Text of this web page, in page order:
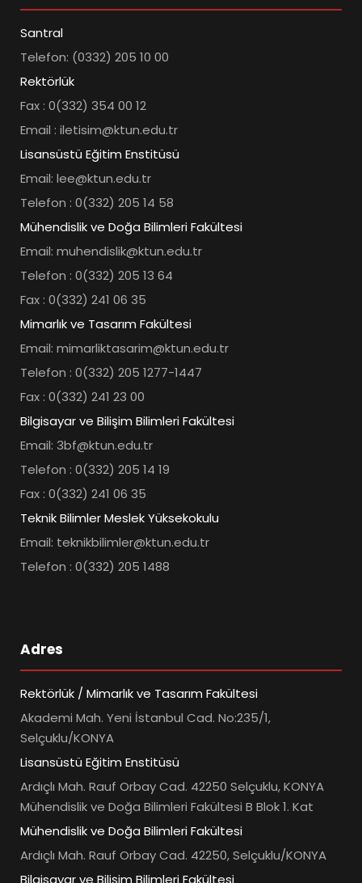
Santral
Telefon: (0332) 205 10 00
Rektörlük
Fax : 0(332) 354 00 12
Email : iletisim@ktun.edu.tr
Lisansüstü Eğitim Enstitüsü
Email: lee@ktun.edu.tr
Telefon : 0(332) 205 14 58
Mühendislik ve Doğa Bilimleri Fakültesi
Email: muhendislik@ktun.edu.tr
Telefon : 0(332) 205 13 64
Fax : 0(332) 241 06 35
Mimarlık ve Tasarım Fakültesi
Email: mimarliktasarim@ktun.edu.tr
Telefon : 0(332) 205 1277-1447
Fax : 0(332) 241 23 00
Bilgisayar ve Bilişim Bilimleri Fakültesi
Email: 3bf@ktun.edu.tr
Telefon : 0(332) 205 14 19
Fax : 0(332) 241 06 35
Teknik Bilimler Meslek Yüksekokulu
Email: teknikbilimler@ktun.edu.tr
Telefon : 0(332) 205 1488
Adres
Rektörlük / Mimarlık ve Tasarım Fakültesi
Akademi Mah. Yeni İstanbul Cad. No:235/1,
Selçuklu/KONYA
Lisansüstü Eğitim Enstitüsü
Ardıçlı Mah. Rauf Orbay Cad. 42250 Selçuklu, KONYA
Mühendislik ve Doğa Bilimleri Fakültesi B Blok 1. Kat
Mühendislik ve Doğa Bilimleri Fakültesi
Ardıçlı Mah. Rauf Orbay Cad. 42250, Selçuklu/KONYA
Bilgisayar ve Bilişim Bilimleri Fakültesi